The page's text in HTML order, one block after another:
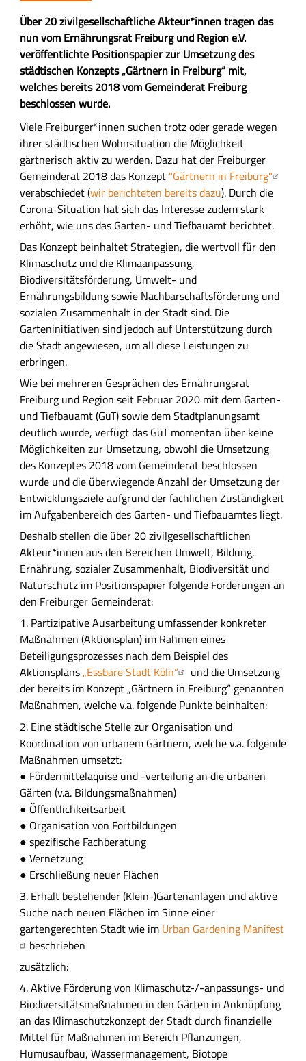
Z
u
s
a
m
m
e
n
f
a
s
s
u
n
g
Über 20 zivilgesellschaftliche Akteur*innen tragen das
nun vom Ernährungsrat Freiburg und Region e.V.
veröffentlichte Positionspapier zur Umsetzung des
städtischen Konzepts „Gärtnern in Freiburg“ mit,
welches bereits 2018 vom Gemeinderat Freiburg
beschlossen wurde.
H
a
u
p
t
-
I
n
h
a
l
t
s
f
e
d
Viele Freiburger*innen suchen trotz oder gerade wegen
ihrer städtischen Wohnsituation die Möglichkeit
gärtnerisch aktiv zu werden.Dazu hat der Freiburger
Gemeinderat 2018 das Konzept "Gärtnern in Freiburg"
verabschiedet (wir berichteten bereits dazu). Durch die
Corona-Situation hat sich das Interesse zudem stark
erhöht, wie uns das Garten- und Tiefbauamt berichtet.
Das Konzept beinhaltet Strategien, diewertvoll für den
Klimaschutz und dieKlimaanpassung,
Biodiversitätsförderung, Umwelt- und
Ernährungsbildung sowie Nachbarschaftsförderung und
sozialen Zusammenhalt in der Stadt sind. Die
Garteninitiativen sind jedoch auf Unterstützung durch
die Stadt angewiesen, um all diese Leistungen zu
erbringen.
Wie bei mehreren Gesprächen des Ernährungsrat
Freiburg und Region seit Februar 2020 mit dem Garten-
und Tiefbauamt (GuT) sowie dem Stadtplanungsamt
deutlich wurde, verfügt das GuT momentan über keine
Möglichkeiten zur Umsetzung, obwohl die Umsetzung
des Konzeptes 2018 vom Gemeinderat beschlossen
wurde und die überwiegende Anzahl der Umsetzung der
Entwicklungsziele aufgrund der fachlichen Zuständigkeit
im Aufgabenbereich des Garten- und Tiefbauamtes liegt.
Deshalbstellen die über 20 zivilgesellschaftlichen
Akteur*innen aus den Bereichen Umwelt, Bildung,
Ernährung, sozialer Zusammenhalt, Biodiversität und
Naturschutz im Positionspapierfolgende Forderungen an
den Freiburger Gemeinderat:
1. Partizipative Ausarbeitung umfassender konkreter
Maßnahmen (Aktionsplan) im Rahmen eines
Beteiligungsprozesses nach dem Beispiel des
Aktionsplans„Essbare Stadt Köln“
und die Umsetzung
der bereits im Konzept „Gärtnern in Freiburg“ genannten
Maßnahmen, welche v.a. folgende Punkte beinhalten:
2. Eine städtische Stelle zur Organisation und
Koordination von urbanem Gärtnern, welche v.a. folgende
Maßnahmen umsetzt:
● Fördermittelaquise und -verteilung an die urbanen
Gärten (v.a. Bildungsmaßnahmen)
● Öffentlichkeitsarbeit
● Organisation von Fortbildungen
● spezifische Fachberatung
● Vernetzung
● Erschließung neuer Flächen
3. Erhalt bestehender (Klein-)Gartenanlagen und aktive
Suche nach neuen Flächen im Sinne einer
gartengerechten Stadt wie im Urban Gardening Manifest
beschrieben
zusätzlich:
4. Aktive Förderung von Klimaschutz-/-anpassungs- und
Biodiversitätsmaßnahmen in den Gärten in Anknüpfung
an das Klimaschutzkonzept der Stadt durch finanzielle
Mittel für Maßnahmen im Bereich Pflanzungen,
Humusaufbau, Wassermanagement, Biotope